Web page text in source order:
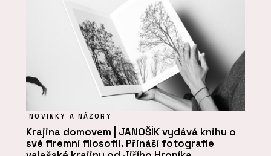
NOVINKY A NÁZORY
Krajina domovem | JANOŠÍK vydává knihu o
své firemní filosofii. Přináší fotografie